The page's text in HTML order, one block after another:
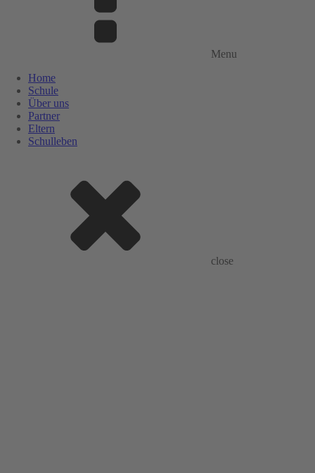
Menu
Home
Schule
Über uns
Partner
Eltern
Schulleben
close